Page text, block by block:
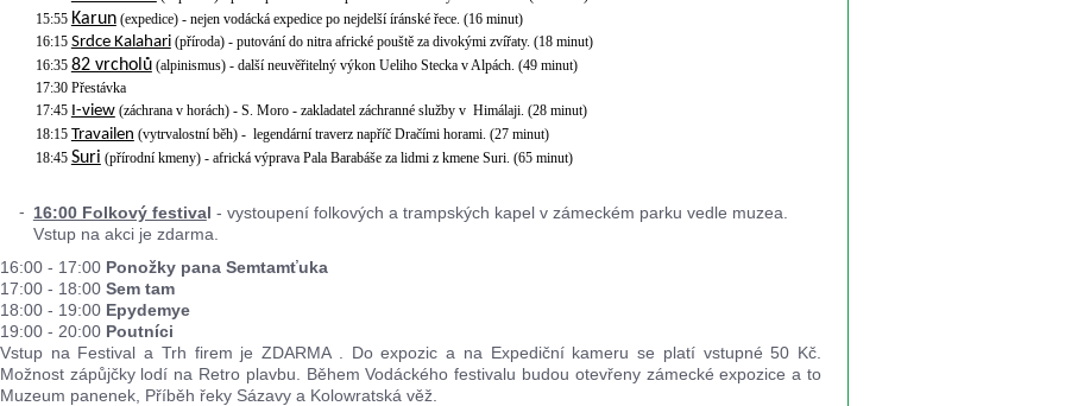
15:55 Karun(expedice) - nejen vodácká expedice po nejdelší íránské řece. (16 minut)
16:15 Srdce Kalahari(příroda) - putování do nitra africké pouště za divokými zvířaty. (18 minut)
16:35 82 vrcholů(alpinismus) - další neuvěřitelný výkon Ueliho Stecka v Alpách. (49 minut)
17:30 Přestávka
17:45 I-view(záchrana v horách) - S. Moro - zakladatel záchranné služby v Himálaji. (28 minut)
18:15 Travailen (vytrvalostní běh) - legendární traverz napříč Dračími horami. (27 minut)
18:45 Suri (přírodní kmeny) - africká výprava Pala Barabáše za lidmi z kmene Suri. (65 minut)
16:00 Folkový festival - vystoupení folkových a trampských kapel v zámeckém parku vedle muzea.
Vstup na akci je zdarma.
16:00 - 17:00 Ponožky pana Semtamťuka
17:00 - 18:00 Sem tam
18:00 - 19:00 Epydemye
19:00 - 20:00 Poutníci
Vstup na Festival a Trh firem je ZDARMA . Do expozic a na Expediční kameru se platí vstupné 50 Kč.
Možnost zápůjčky lodí na Retro plavbu. Během Vodáckého festivalu budou otevřeny zámecké expozice a to
Muzeum panenek, Příběh řeky Sázavy a Kolowratská věž.